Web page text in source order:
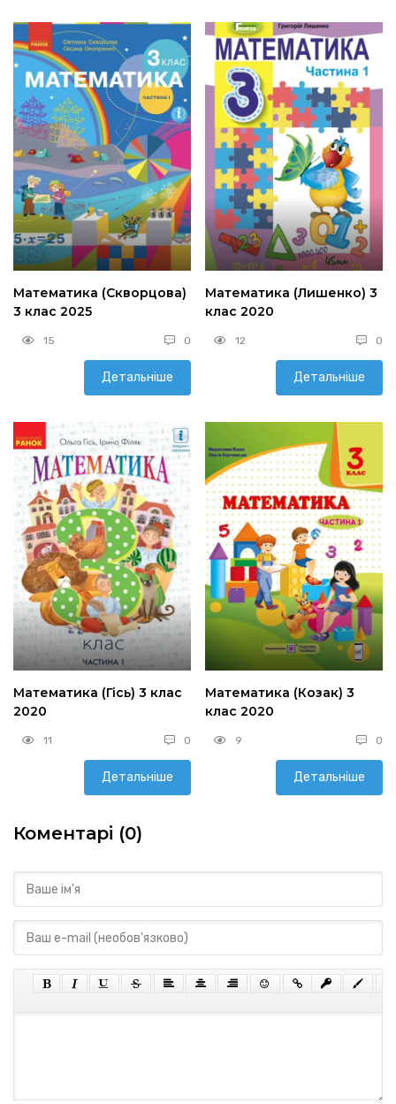
Математика (Скворцова)
3 клас 2025
15 0
Детальніше
Математика (Лишенко) 3
клас 2020
12 0
Детальніше
Математика (Гісь) 3 клас
2020
11 0
Детальніше
Математика (Козак) 3
клас 2020
9 0
Детальніше
Коментарі (0)